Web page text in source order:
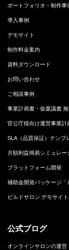
ポートフォリオ・制作事
導入事例
デモサイト
制作料金案内
資料ダウンロード
お問い合わせ
ご相談事例
事業計画書・仮稟議書
官公庁様向け運営事業計
SLA（品質保証）テンプ
月額利益簡易シミュレー
プラットフォーム開発
補助金開発パッケージ「
ビルドサロン デモサイ
公式ブログ
オンラインサロンの運営